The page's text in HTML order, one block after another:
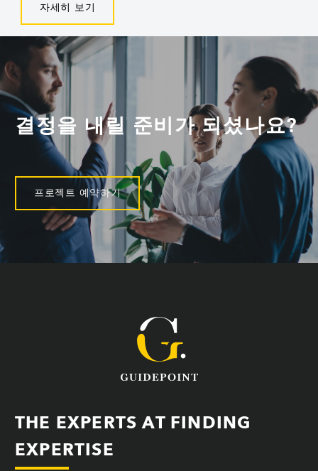
자세히 보기
결정을 내릴 준비가 되셨나요?
프로젝트 예약하기
THE EXPERTS AT FINDING
EXPERTISE